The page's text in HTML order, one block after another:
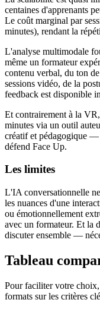
centaines d'apprenants
Le coût marginal par
minutes), rendant la
L'analyse multimodale
même un formateur
contenu verbal, du ton
sessions vidéo, de la
feedback est disponible
Et contrairement à la
minutes via un outil
créatif et pédagogique
défend Face Up.
Les limites
L'IA conversationnelle
les nuances d'une
ou émotionnellement
avec un formateur. Et la
discuter ensemble —
Tableau
Pour faciliter votre
formats sur les critères